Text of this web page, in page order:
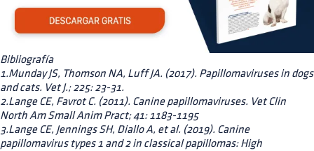
Bibliografía
1.Munday JS, Thomson NA, Luff JA. (2017). Papillomaviruses in dogs
and cats. Vet J.; 225: 23-31.
2.Lange CE, Favrot C. (2011). Canine papillomaviruses. Vet Clin
North Am Small Anim Pract; 41: 1183-1195
3.Lange CE, Jennings SH, Diallo A, et al. (2019). Canine
papillomavirus types 1 and 2 in classical papillomas: High